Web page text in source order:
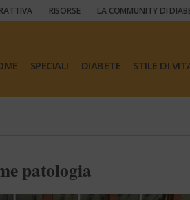
RISORSE LA COMMUNITY DI
SPECIALI DIABETE STILE DI
patologia